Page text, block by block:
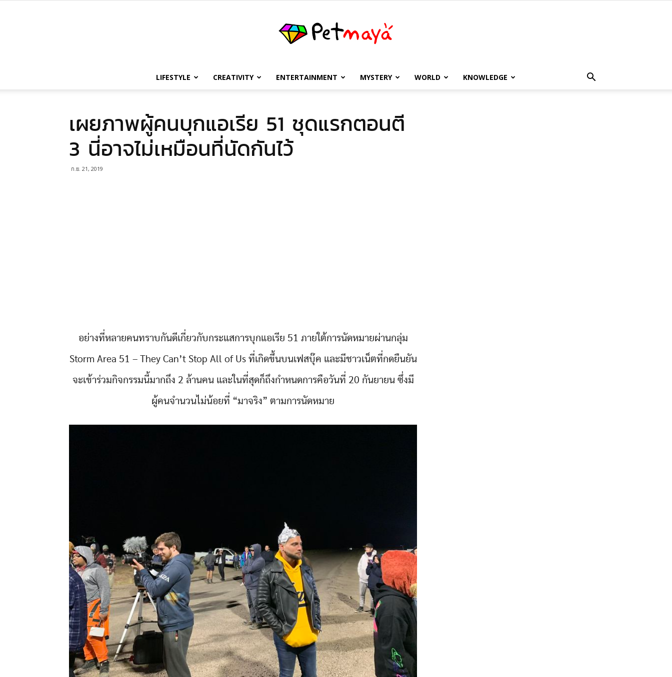
เพชร
LIFESTYLE CREATIVITY ENTERTAINMENT MYSTERY WORLD KNOWLEDGE
เผยภาพผู้คนบุกแอเรีย 51 ชุดแรกตอนตี
3 นี่อาจไม่เหมือนที่นัดกันไว้
ก.ย. 21, 2019
อย่างที่หลายคนทราบกันดีเกี่ยวกับกระแสการบุกแอเรีย 51 ภายใต้การนัดหมายผ่านกลุ่ม
Storm Area 51 – They Can’t Stop All of Us ที่เกิดขึ้นบนเฟสบุ๊ค และมีชาวเน็ตที่กดยืนยัน
จะเข้าร่วมกิจกรรมนี้มากถึง 2 ล้านคน และในที่สุดก็ถึงกำหนดการคือวันที่ 20 กันยายน ซึ่งมี
ผู้คนจำนวนไม่น้อยที่ “มาจริง” ตามการนัดหมาย